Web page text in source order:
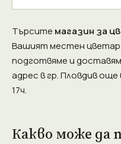
Търсите магазин за
Вашият местен цветар
подготвяме и
адрес в гр. Пловдив
17ч.
Какво може да